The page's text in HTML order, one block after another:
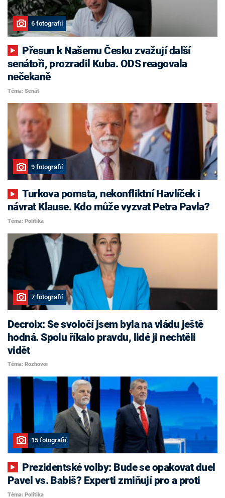
6 fotografií
senátoři, prozradil Kuba. ODS reagovala
nečekaně
Téma: Senát
9 fotografií
Turkova pomsta, nekonfliktní Havlíček i
návrat Klause. Kdo může vyzvat Petra Pavla?
Téma: Politika
7 fotografií
Decroix: Se svoločí jsem byla na vládu ještě
hodná. Spolu říkalo pravdu, lidé ji nechtěli
vidět
Téma: Rozhovor
15 fotografií
Pavel vs. Babiš? Experti zmiňují pro a proti
Téma: Politika